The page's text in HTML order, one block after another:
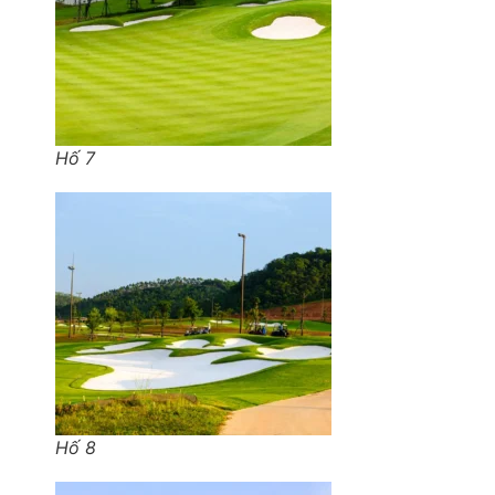
Hố 7
Hố 8